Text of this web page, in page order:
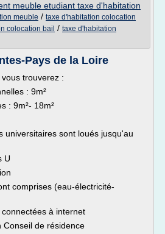
meuble etudiant taxe d'habitation
meuble / taxe d'habitation colocation
colocation bail / taxe d'habitation
Pays de la Loire
trouverez :
: 9m²
: 9m²- 18m²
universitaires sont loués jusqu'au
U
comprises (eau-électricité-
à internet
Conseil de résidence